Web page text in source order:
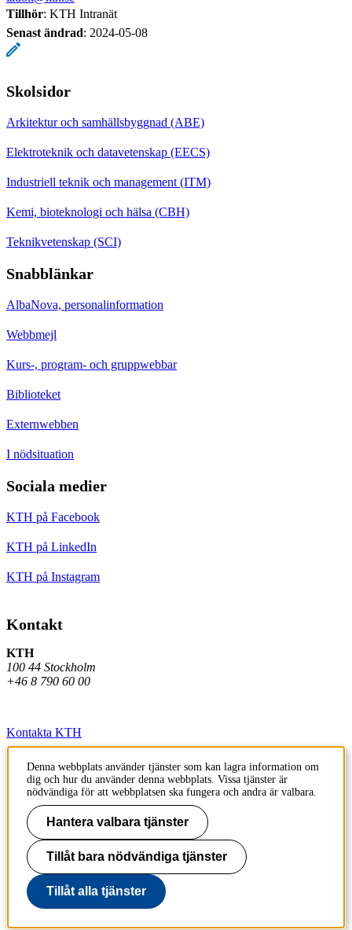
Tillhör: KTH Intranät
Senast ändrad: 2024-05-08
Skolsidor
Arkitektur och samhällsbyggnad (ABE)
Elektroteknik och datavetenskap (EECS)
Industriell teknik och management (ITM)
Kemi, bioteknologi och hälsa (CBH)
Teknikvetenskap (SCI)
Snabblänkar
AlbaNova, personalinformation
Webbmejl
Kurs-, program- och gruppwebbar
Biblioteket
Externwebben
I nödsituation
Sociala medier
KTH på Facebook
KTH på LinkedIn
KTH på Instagram
Kontakt
KTH
100 44 Stockholm
+46 8 790 60 00
Kontakta KTH
Jobba på KTH
Press och media
Faktura och betalning KTH
Om KTH:s webbplatser
Tillgänglighetsredogörelse
Denna webbplats använder tjänster som kan lagra information om
dig och hur du använder denna webbplats. Vissa tjänster är
nödvändiga för att webbplatsen ska fungera och andra är valbara.
Hantera valbara tjänster
Tillåt bara nödvändiga tjänster
Tillåt alla tjänster